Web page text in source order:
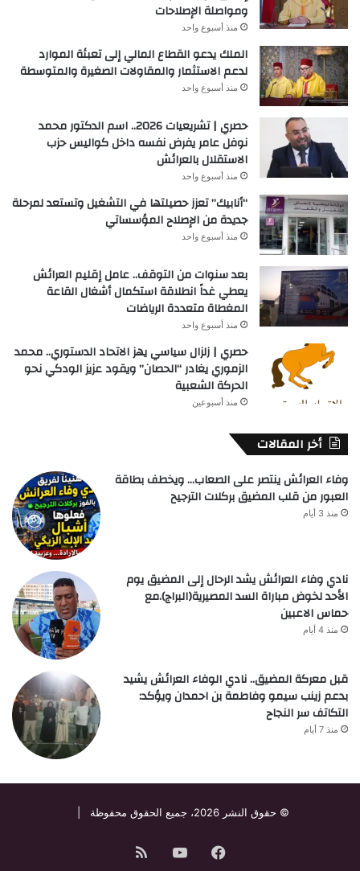
ومواصلة الإصلاحات
منذ أسبوع واحد
الملك يدعو القطاع المالي إلى تعبئة الموارد
لدعم الاستثمار والمقاولات الصغيرة والمتوسطة
منذ أسبوع واحد
حصري | تشريعيات 2026.. اسم الدكتور محمد
نوفل عامر يفرض نفسه داخل كواليس حزب
الاستقلال بالعرائش
منذ أسبوع واحد
“أنابيك” تعزز حصيلتها في التشغيل وتستعد لمرحلة
جديدة من الإصلاح المؤسساتي
منذ أسبوع واحد
بعد سنوات من التوقف.. عامل إقليم العرائش
يعطي غداً انطلاقة استكمال أشغال القاعة
المغطاة متعددة الرياضات
منذ أسبوع واحد
حصري | زلزال سياسي يهز الاتحاد الدستوري.. محمد
الزموري يغادر “الحصان” ويقود عزيز الودكي نحو
الحركة الشعبية
منذ أسبوعين
أخر المقالات
وفاء العرائش ينتصر على الصعاب… ويخطف بطاقة
العبور من قلب المضيق بركلات الترجيح
منذ 3 أيام
نادي وفاء العرائش يشد الرحال إلى المضيق يوم
الأحد لخوض مباراة السد المصيرية(البراج).مع
حماس الاعبين
منذ 4 أيام
قبل معركة المضيق.. نادي الوفاء العرائش يشيد
بدعم زينب سيمو وفاطمة بن احمدان ويؤكد:
التكاتف سر النجاح
منذ 7 أيام
© حقوق النشر 2026، جميع الحقوق محفوظة |
فيسبوك ‫YouTube